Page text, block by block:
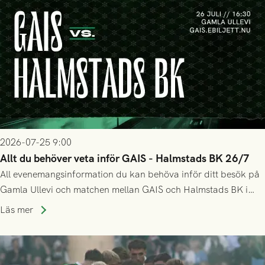
2026-07-25 9:00
Allt du behöver veta inför GAIS - Halmstads BK 26/7
All evenemangsinformation du kan behöva inför ditt besök på
Gamla Ullevi och matchen mellan GAIS och Halmstads BK i
Allsvenskan! Avspark kl 16.30 på söndag 26/7.
Läs mer